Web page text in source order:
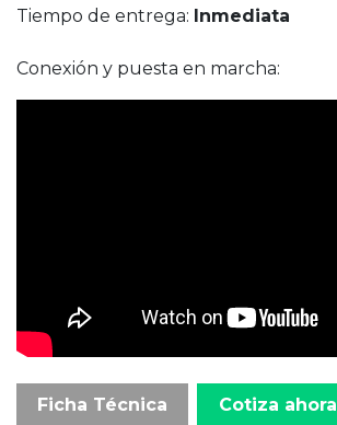
Tiempo de entrega: Inmediata
Conexión y puesta en marcha:
Ficha Técnica Cotiza ahora